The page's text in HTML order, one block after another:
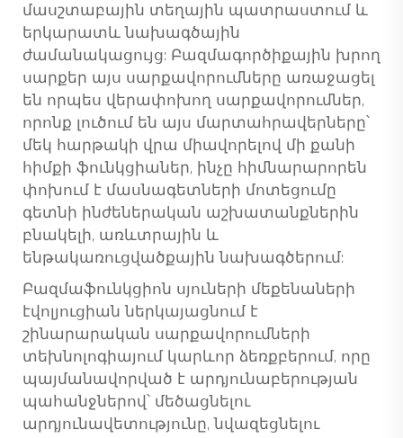
մասշտաբային տեղային պատրաստում և
երկարատև նախագծային
ժամանակացույց: Բազմագործիքային խրող
սարքեր այս սարքավորումները առաջացել
են որպես վերափոխող սարքավորումներ,
որոնք լուծում են այս մարտահրավերները՝
մեկ հարթակի վրա միավորելով մի քանի
հիմքի ֆունկցիաներ, ինչը հիմնարարորեն
փոխում է մասնագետների մոտեցումը
գետնի ինժեներական աշխատանքներին
բնակելի, առևտրային և
ենթակառուցվածքային նախագծերում:
Բազմաֆունկցիոն սյուների մեքենաների
էվոլյուցիան ներկայացնում է
շինարարական սարքավորումների
տեխնոլոգիայում կարևոր ձեռքբերում, որը
պայմանավորված է արդյունաբերության
պահանջներով՝ մեծացնելու
արդյունավետությունը, նվազեցնելու